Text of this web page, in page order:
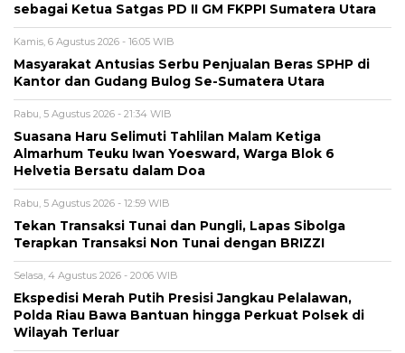
sebagai Ketua Satgas PD II GM FKPPI Sumatera Utara
Kamis, 6 Agustus 2026 - 16:05 WIB
Masyarakat Antusias Serbu Penjualan Beras SPHP di
Kantor dan Gudang Bulog Se-Sumatera Utara
Rabu, 5 Agustus 2026 - 21:34 WIB
Suasana Haru Selimuti Tahlilan Malam Ketiga
Almarhum Teuku Iwan Yoesward, Warga Blok 6
Helvetia Bersatu dalam Doa
Rabu, 5 Agustus 2026 - 12:59 WIB
Tekan Transaksi Tunai dan Pungli, Lapas Sibolga
Terapkan Transaksi Non Tunai dengan BRIZZI
Selasa, 4 Agustus 2026 - 20:06 WIB
Ekspedisi Merah Putih Presisi Jangkau Pelalawan,
Polda Riau Bawa Bantuan hingga Perkuat Polsek di
Wilayah Terluar